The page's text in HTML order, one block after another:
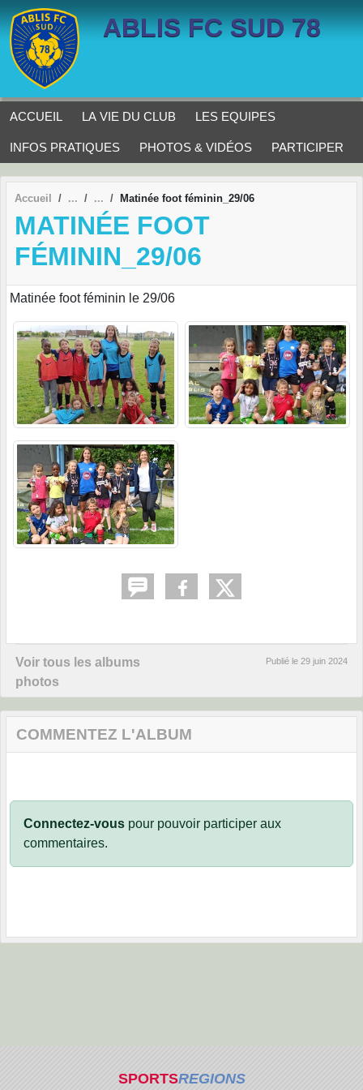
ABLIS FC SUD 78
ACCUEIL LA VIE DU CLUB LES EQUIPES
INFOS PRATIQUES PHOTOS & VIDÉOS PARTICIPER
Accueil Matinée foot féminin_29/06
MATINÉE FOOT
FÉMININ_29/06
Matinée foot féminin le 29/06
Voir tous les albums
photos
Publié le 29 juin 2024
COMMENTEZ L'ALBUM
Connectez-vous pour pouvoir participer aux
commentaires.
SPORTSREGIONS
Panneau de gestion des cookies